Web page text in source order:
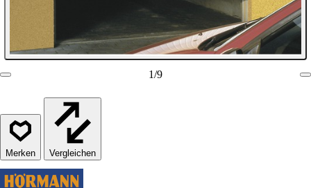
1/9
Vergleichen